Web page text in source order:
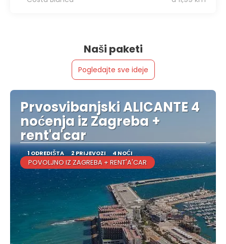
Naši paketi
Pogledajte sve ideje
Prvosvibanjski ALICANTE 4
noćenja iz Zagreba +
rent'a'car
1 ODREDIŠTA 2 PRIJEVOZI 4 NOĆI
POVOLJNO IZ ZAGREBA + RENT'A'CAR